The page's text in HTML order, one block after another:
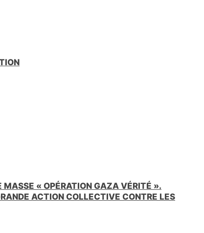
MASSE « OPÉRATION GAZA VÉRITÉ ».
ACTION COLLECTIVE CONTRE LES